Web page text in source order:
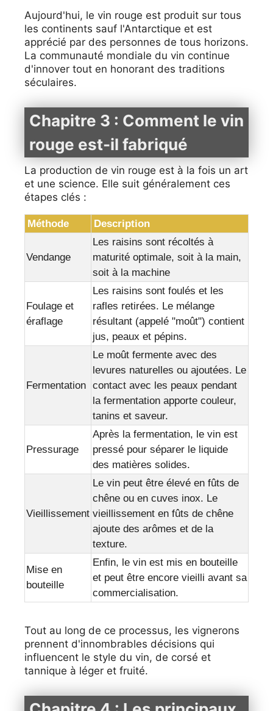
Aujourd'hui, le vin rouge est produit sur tous
les continents sauf l'Antarctique et est
apprécié par des personnes de tous horizons.
La communauté mondiale du vin continue
d'innover tout en honorant des traditions
séculaires.
Chapitre 3 : Comment le vin
rouge est-il fabriqué
La production de vin rouge est à la fois un art
et une science. Elle suit généralement ces
étapes clés :
Méthode Description
Vendange
Les raisins sont récoltés à
maturité optimale, soit à la main,
soit à la machine
Foulage et
éraflage
Les raisins sont foulés et les
rafles retirées. Le mélange
résultant (appelé "moût") contient
jus, peaux et pépins.
Fermentation
Le moût fermente avec des
levures naturelles ou ajoutées. Le
contact avec les peaux pendant
la fermentation apporte couleur,
tanins et saveur.
Pressurage
Après la fermentation, le vin est
pressé pour séparer le liquide
des matières solides.
Vieillissement
Le vin peut être élevé en fûts de
chêne ou en cuves inox. Le
vieillissement en fûts de chêne
ajoute des arômes et de la
texture.
Mise en
bouteille
Enfin, le vin est mis en bouteille
et peut être encore vieilli avant sa
commercialisation.
Tout au long de ce processus, les vignerons
prennent d'innombrables décisions qui
influencent le style du vin, de corsé et
tannique à léger et fruité.